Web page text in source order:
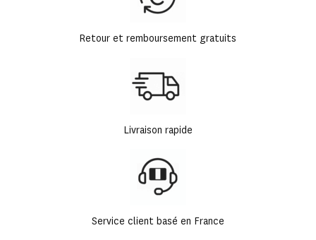
Retour et remboursement gratuits
Livraison rapide
Service client basé en France